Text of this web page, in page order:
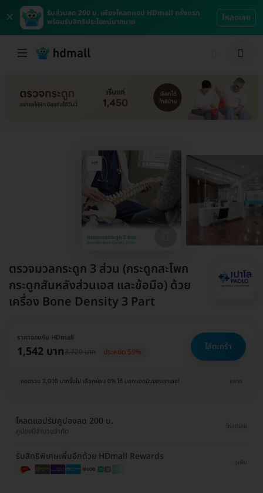
×
รับส่วนลด 200 บ. เพียงโหลดแอป HDmall ครั้งแรก
พร้อมรับสิทธิประโยชน์มากมาย
โหลดเลย
ตรวจมวลกระดูก 3 ส่วน (กระดูกสะโพก
กระดูกสันหลังส่วนเอส และข้อมือ) ด้วย
เครื่อง Bone Density 3 Part
ราคาจองกับ HDmall
1,542 บาท3,720 บาท ประหยัด 59% ใส่ตะกร้า
ยอดรวม 3,000 บาทขึ้นไป เลือกผ่อน 0% ได้ บอกแอดมินของเราเลย! ขยาย
โหลดแอปรับคูปองลด 200 บ.
คูปองมีจำนวนจำกัด
โหลดเลย
รับสิทธิพิเศษเพิ่มอีกด้วย HDmall Rewards
ดูเพิ่ม